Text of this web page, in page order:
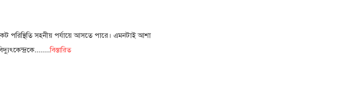
পরিস্থিতি সহনীয় পর্যায়ে আসতে পারে। এমনটাই আশা
বিস্তারিত